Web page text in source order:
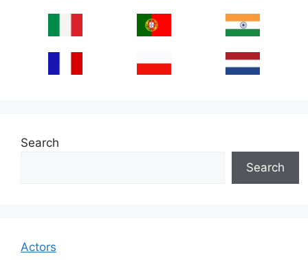
Search
Search
Actors